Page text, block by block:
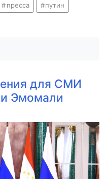
пресса путин
для СМИ
Эмомали